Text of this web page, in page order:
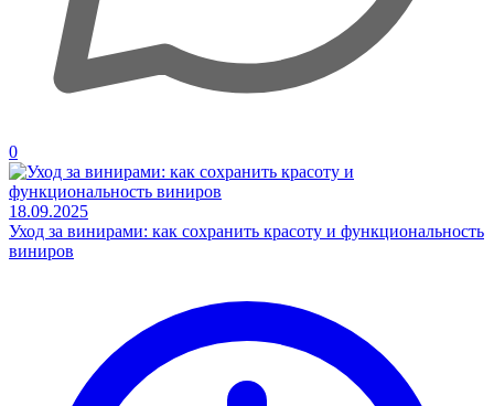
0
18.09.2025
Уход за винирами: как сохранить красоту и функциональность
виниров